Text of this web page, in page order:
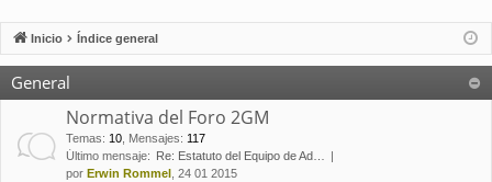
Inicio Índice general
General
Normativa del Foro 2GM
Temas: 10 Mensajes: 117
Último mensaje:
Re: Estatuto del Equipo de Ad…
por Erwin Rommel , 24 01 2015